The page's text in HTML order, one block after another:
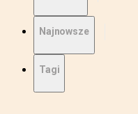
Najnowsze
Tagi